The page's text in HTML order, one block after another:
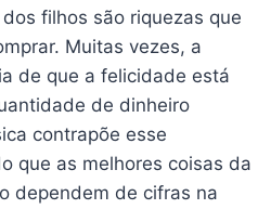
filhos são riquezas que
Muitas vezes, a
de que a felicidade está
de dinheiro
contrapõe esse
que as melhores coisas da
dependem de cifras na